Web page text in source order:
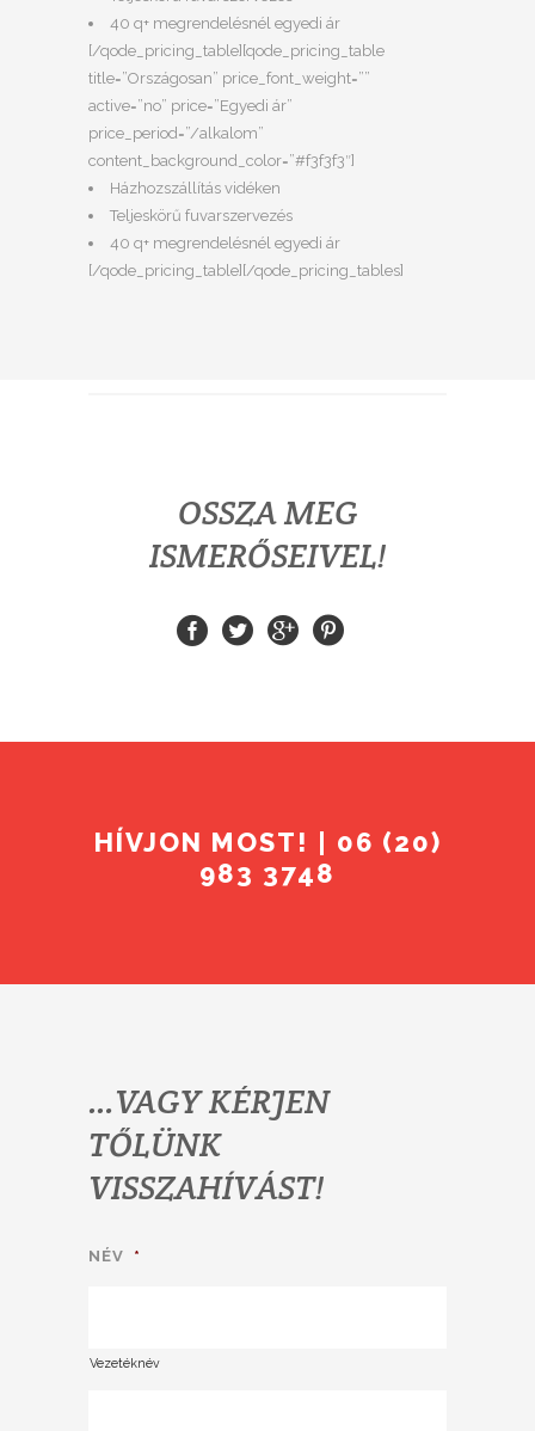
40 q+ megrendelésnél egyedi ár
[/qode_pricing_table][qode_pricing_table
title=”Országosan” price_font_weight=””
active=”no” price=”Egyedi ár”
price_period=”/alkalom”
content_background_color=”#f3f3f3″]
Házhozszállítás vidéken
Teljeskörű fuvarszervezés
40 q+ megrendelésnél egyedi ár
[/qode_pricing_table][/qode_pricing_tables]
OSSZA MEG
ISMERŐSEIVEL!
HÍVJON MOST! | 06 (20)
983 3748
…VAGY KÉRJEN
TŐLÜNK
VISSZAHÍVÁST!
NÉV *
Vezetéknév